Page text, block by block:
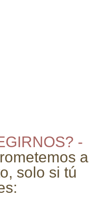
-
a
solo si tú